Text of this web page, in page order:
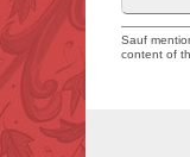
Sauf
content of